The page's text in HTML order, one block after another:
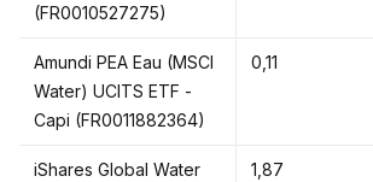
(FR0010527275)
Amundi PEA Eau (MSCI
Water) UCITS ETF -
Capi (FR0011882364)
0,11
iShares Global Water
1,87